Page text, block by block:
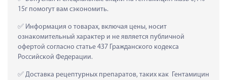
15г помогут вам сэкономить.
Информация о товарах, включая цены, носит
ознакомительный характер и не является публичной
офертой согласно статье 437 Гражданского кодекса
Российской Федерации.
Доставка рецептурных препаратов, таких как  Гентамицин